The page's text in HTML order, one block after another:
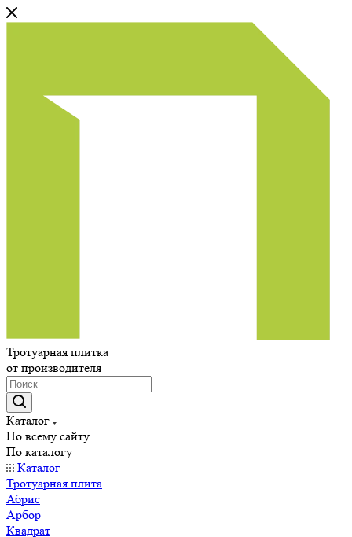
Тротуарная плитка
от производителя
Каталог
По всему сайту
По каталогу
Каталог
Тротуарная плита
Абрис
Арбор
Квадрат